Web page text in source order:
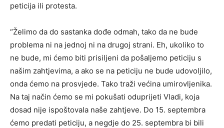
peticija ili protesta.
“Želimo da do sastanka dođe odmah, tako da ne bude
problema ni na jednoj ni na drugoj strani. Eh, ukoliko to
ne bude, mi ćemo biti prisiljeni da pošaljemo peticiju s
našim zahtjevima, a ako se na peticiju ne bude udovoljilo,
onda ćemo na prosvjede. Tako traži većina umirovljenika.
Na taj način ćemo se mi pokušati oduprijeti Vladi, koja
dosad nije ispoštovala naše zahtjeve. Do 15. septembra
ćemo predati peticiju, a negdje do 25. septembra bi bili